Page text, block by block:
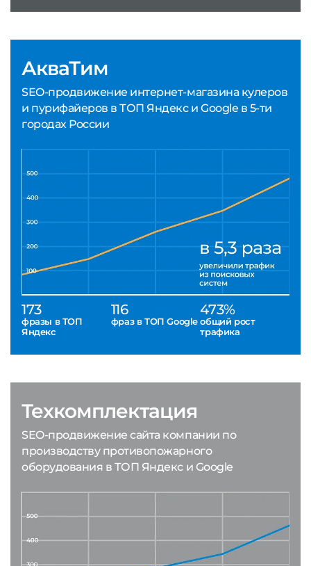
АкваТим
SEO-продвижение интернет-магазина кулеров
и пурифайеров в ТОП Яндекс и Google в 5-ти
городах России
173
фразы в ТОП
Яндекс
116
фраз в ТОП Google
473%
общий рост
трафика
Техкомплектация
SEO-продвижение сайта компании по
производству противопожарного
оборудования в ТОП Яндекс и Google